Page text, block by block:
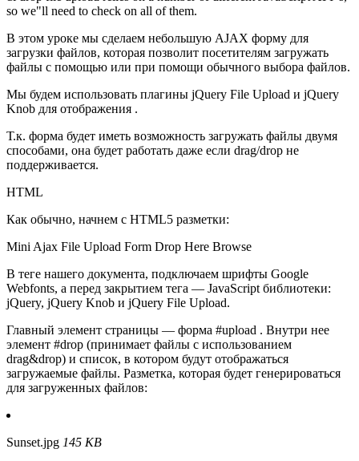
so we"ll need to check on all of them.
В этом уроке мы сделаем небольшую AJAX форму для
загрузки файлов, которая позволит посетителям загружать
файлы с помощью или при помощи обычного выбора файлов.
Мы будем использовать плагины jQuery File Upload и jQuery
Knob для отображения .
Т.к. форма будет иметь возможность загружать файлы двумя
способами, она будет работать даже если drag/drop не
поддерживается.
HTML
Как обычно, начнем с HTML5 разметки:
Mini Ajax File Upload Form Drop Here Browse
В теге нашего документа, подключаем шрифты Google
Webfonts, а перед закрытием тега — JavaScript библиотеки:
jQuery, jQuery Knob и jQuery File Upload.
Главный элемент страницы — форма #upload . Внутри нее
элемент #drop (принимает файлы с использованием
drag&drop) и список, в котором будут отображаться
загружаемые файлы. Разметка, которая будет генерироваться
для загруженных файлов:
Sunset.jpg 145 KB